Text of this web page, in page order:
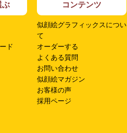
ぶ
ド
コンテンツ
似顔絵グラフィックスについ
て
オーダーする
よくある質問
お問い合わせ
似顔絵マガジン
お客様の声
採用ページ